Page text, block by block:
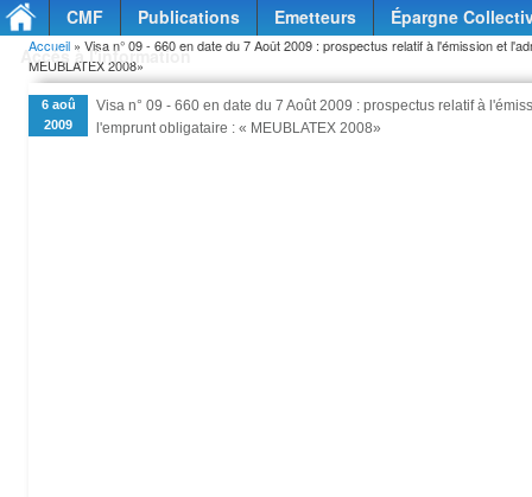
CMF Publications Emetteurs
Épargne
Accès à l'information
Vous êtes ici
Accueil » Visa n° 09 - 660 en date du 7 Août 2009 : prospectus relatif à l'émission et
MEUBLATEX 2008»
6 aoû
2009
Visa n° 09 - 660 en date du 7 Août 2009 : prospectus relatif à
l'emprunt obligataire : « MEUBLATEX 2008»